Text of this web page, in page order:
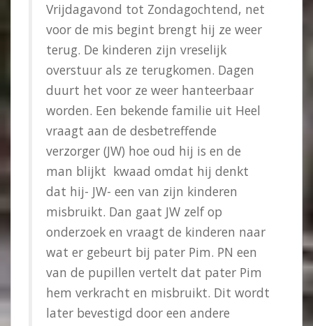
Vrijdagavond tot Zondagochtend, net
voor de mis begint brengt hij ze weer
terug. De kinderen zijn vreselijk
overstuur als ze terugkomen. Dagen
duurt het voor ze weer hanteerbaar
worden. Een bekende familie uit Heel
vraagt aan de desbetreffende
verzorger (JW) hoe oud hij is en de
man blijkt kwaad omdat hij denkt
dat hij- JW- een van zijn kinderen
misbruikt. Dan gaat JW zelf op
onderzoek en vraagt de kinderen naar
wat er gebeurt bij pater Pim. PN een
van de pupillen vertelt dat pater Pim
hem verkracht en misbruikt. Dit wordt
later bevestigd door een andere